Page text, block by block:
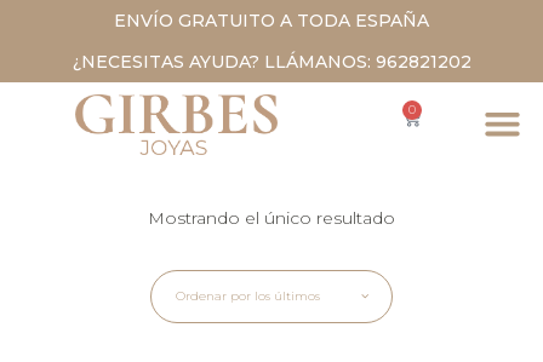
ENVÍO GRATUITO A TODA ESPAÑA
¿NECESITAS AYUDA? LLÁMANOS: 962821202
0
Mostrando el único resultado
Ordenar por los últimos